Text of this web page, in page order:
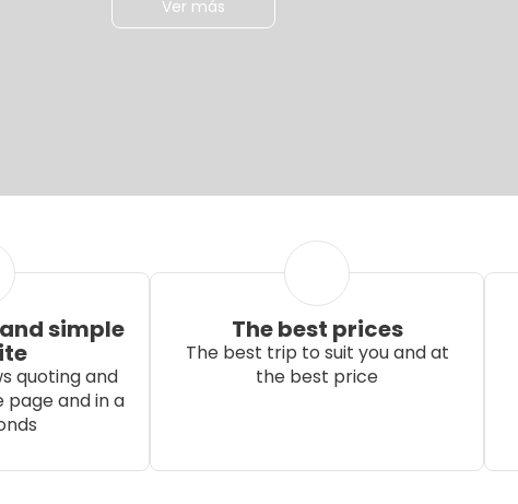
Ver más
simple
quoting and
page and in a
The best prices
The best trip to suit you and at
the best price